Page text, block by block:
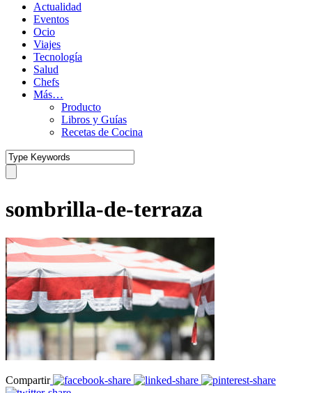
Actualidad
Eventos
Ocio
Viajes
Tecnología
Salud
Chefs
Más…
Producto
Libros y Guías
Recetas de Cocina
sombrilla-de-terraza
Compartir